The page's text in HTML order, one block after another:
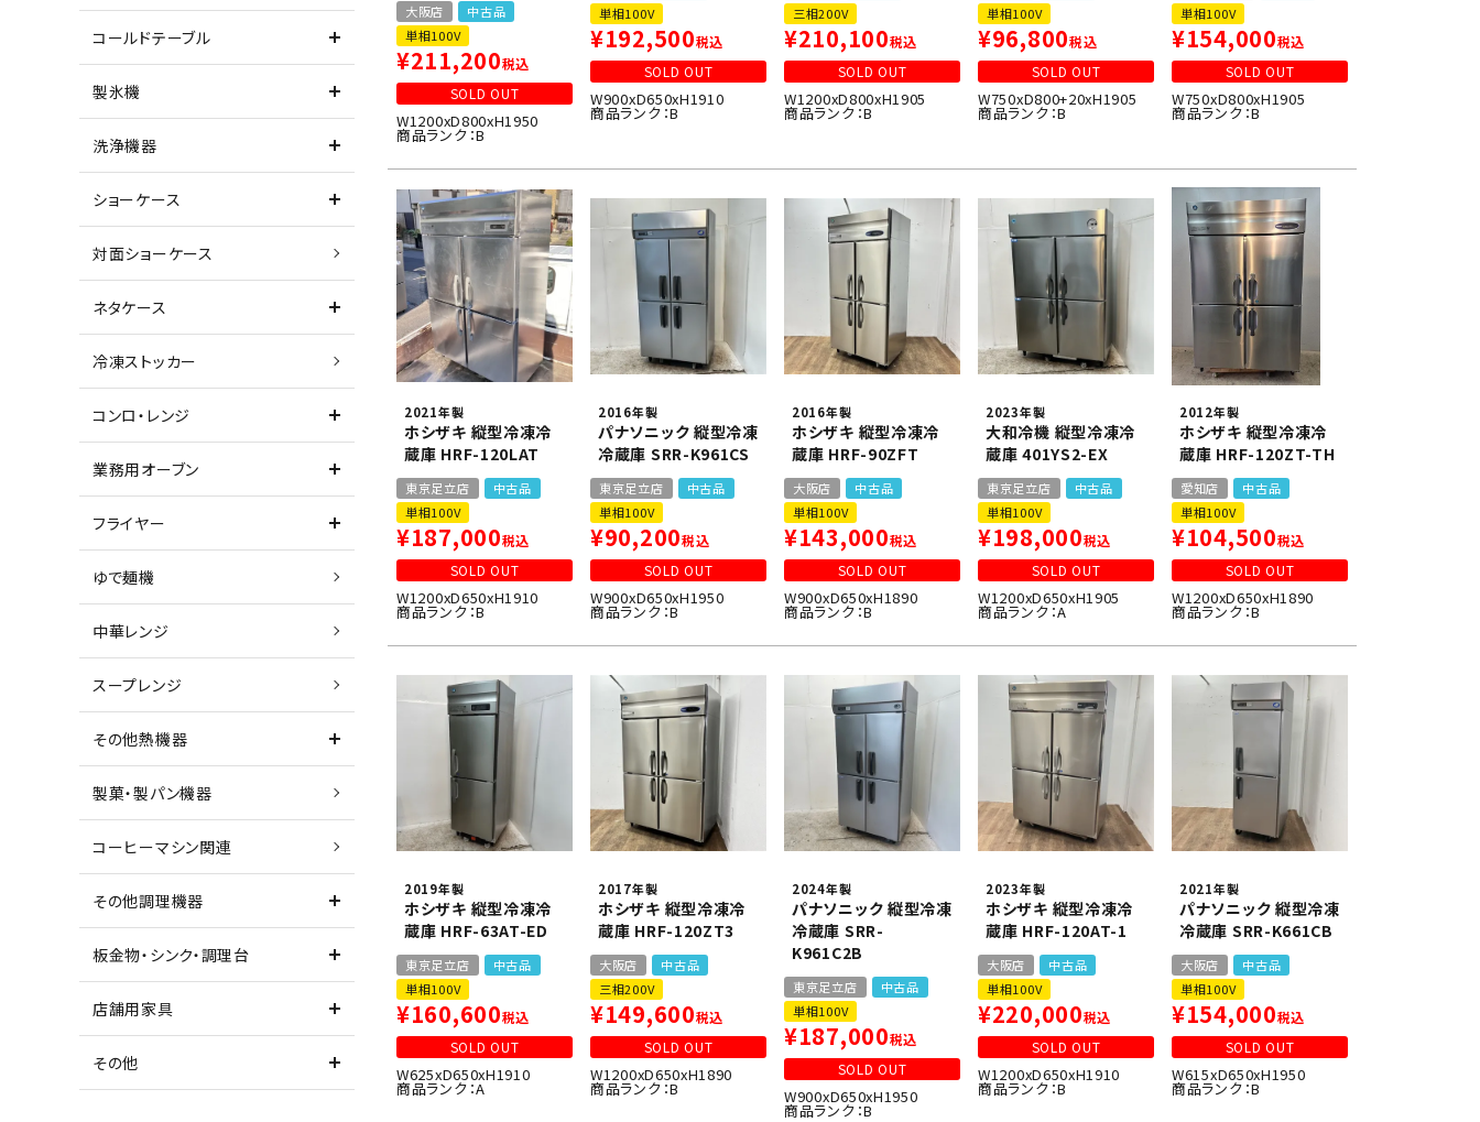
コールドテーブル
製氷機
洗浄機器
ショーケース
対面ショーケース
ネタケース
冷凍ストッカー
コンロ・レンジ
業務用オーブン
フライヤー
ゆで麺機
中華レンジ
スープレンジ
その他熱機器
製菓・製パン機器
コーヒーマシン関連
その他調理機器
板金物・シンク・調理台
店舗用家具
その他
大阪店
中古品
単相100V
¥211,200税込
SOLD OUT
W1200xD800xH1950
商品ランク：B
単相100V
¥192,500税込
SOLD OUT
W900xD650xH1910
商品ランク：B
三相200V
¥210,100税込
SOLD OUT
W1200xD800xH1905
商品ランク：B
単相100V
¥96,800税込
SOLD OUT
W750xD800+20xH1905
商品ランク：B
単相100V
¥154,000税込
SOLD OUT
W750xD800xH1905
商品ランク：B
2021年製
ホシザキ 縦型冷凍冷
蔵庫 HRF-120LAT
東京足立店
中古品
単相100V
¥187,000税込
SOLD OUT
W1200xD650xH1910
商品ランク：B
2016年製
パナソニック 縦型冷凍
冷蔵庫 SRR-K961CS
東京足立店
中古品
単相100V
¥90,200税込
SOLD OUT
W900xD650xH1950
商品ランク：B
2016年製
ホシザキ 縦型冷凍冷
蔵庫 HRF-90ZFT
大阪店
中古品
単相100V
¥143,000税込
SOLD OUT
W900xD650xH1890
商品ランク：B
2023年製
大和冷機 縦型冷凍冷
蔵庫 401YS2-EX
東京足立店
中古品
単相100V
¥198,000税込
SOLD OUT
W1200xD650xH1905
商品ランク：A
2012年製
ホシザキ 縦型冷凍冷
蔵庫 HRF-120ZT-TH
愛知店
中古品
単相100V
¥104,500税込
SOLD OUT
W1200xD650xH1890
商品ランク：B
2019年製
ホシザキ 縦型冷凍冷
蔵庫 HRF-63AT-ED
東京足立店
中古品
単相100V
¥160,600税込
SOLD OUT
W625xD650xH1910
商品ランク：A
2017年製
ホシザキ 縦型冷凍冷
蔵庫 HRF-120ZT3
大阪店
中古品
三相200V
¥149,600税込
SOLD OUT
W1200xD650xH1890
商品ランク：B
2024年製
パナソニック 縦型冷凍
冷蔵庫 SRR-
K961C2B
東京足立店
中古品
単相100V
¥187,000税込
SOLD OUT
W900xD650xH1950
商品ランク：B
2023年製
ホシザキ 縦型冷凍冷
蔵庫 HRF-120AT-1
大阪店
中古品
単相100V
¥220,000税込
SOLD OUT
W1200xD650xH1910
商品ランク：B
2021年製
パナソニック 縦型冷凍
冷蔵庫 SRR-K661CB
大阪店
中古品
単相100V
¥154,000税込
SOLD OUT
W615xD650xH1950
商品ランク：B